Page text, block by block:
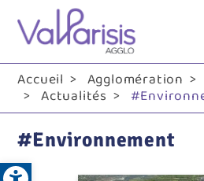
Open toolbar
Accueil Agglomération
Actualités
#Environnement